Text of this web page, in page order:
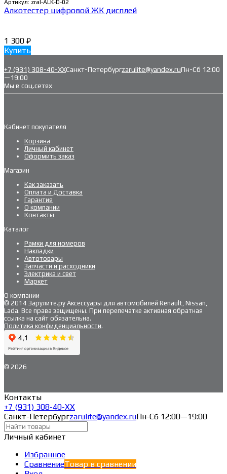
Артикул: zral-ALK-D-02
Алкотестер цифровой ЖК дисплей
1 300 ₽
Купить
+7 (931) 308-40-ХХСанкт-Петербургzarulite@yandex.ruПн-Сб 12:00
—19:00
Мы в соц.сетях
Кабинет покупателя
Корзина
Личный кабинет
Оформить заказ
Магазин
Как заказать
Оплата и Доставка
Гарантия
О компании
Контакты
Каталог
Рамки для номеров
Накладки
Автотовары
Запчасти и расходники
Электрика и свет
Маркет
О компании
© 2014 Зарулите.ру Аксессуары для автомобилей Renault, Nissan,
Lada. Все права защищены. При перепечатке активная обратная
ссылка на сайт обязательна.
Политика конфиденциальности.
© 2026
Контакты
+7 (931) 308-40-ХХ
Санкт-Петербургzarulite@yandex.ruПн-Сб 12:00—19:00
Личный кабинет
Избранное
СравнениеТовар в сравнении